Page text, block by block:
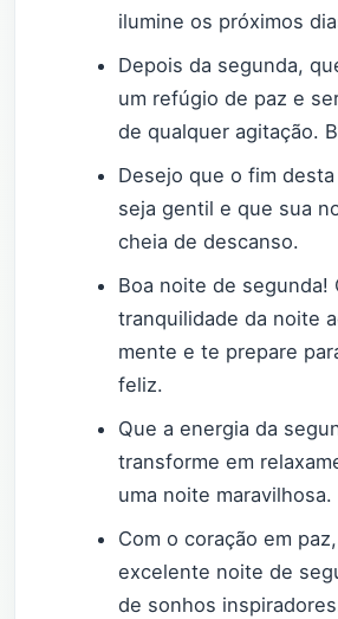
ilumine os próximos
Depois da segunda,
um refúgio de paz e
de qualquer agitação.
Desejo que o fim
seja gentil e que sua
cheia de descanso.
Boa noite de segunda!
tranquilidade da noite
mente e te prepare
feliz.
Que a energia da
transforme em
uma noite
Com o coração em
excelente noite de
de sonhos